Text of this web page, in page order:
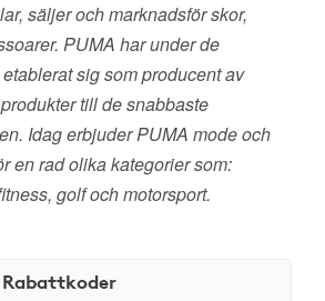
säljer och marknadsför skor,
PUMA har under de
sig som producent av
till de snabbaste
Idag erbjuder PUMA mode och
en rad olika kategorier som:
golf och motorsport.